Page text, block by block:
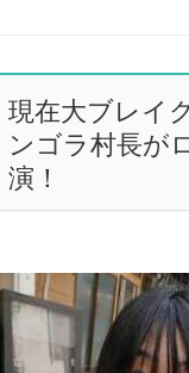
現在大ブレイ
ンゴラ村長が
演！